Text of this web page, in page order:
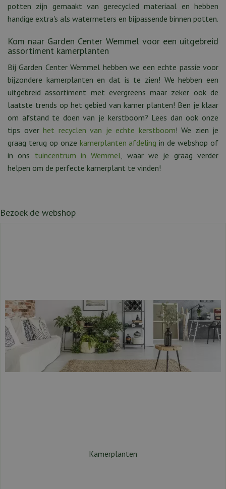
potten zijn gemaakt van gerecycled materiaal en hebben
handige extra's als watermeters en bijpassende binnen potten.
Kom naar Garden Center Wemmel voor een uitgebreid
assortiment kamerplanten
Bij Garden Center Wemmel hebben we een echte passie voor
bijzondere kamerplanten en dat is te zien! We hebben een
uitgebreid assortiment met evergreens maar zeker ook de
laatste trends op het gebied van kamer planten! Ben je klaar
om afstand te doen van je kerstboom? Lees dan ook onze
tips over het recyclen van je echte kerstboom! We zien je
graag terug op onze kamerplanten afdeling in de webshop of
in ons tuincentrum in Wemmel , waar we je graag verder
helpen om de perfecte kamerplant te vinden!
Bezoek de webshop
Kamerplanten